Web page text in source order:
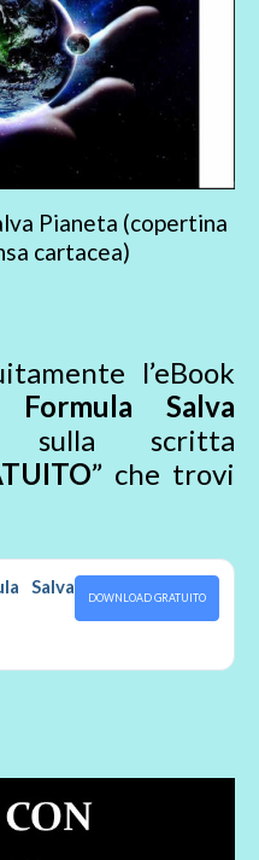
Pianeta (copertina
cartacea)
l’eBook
Salva
sulla scritta
” che trovi
Salva
DOWNLOAD GRATUITO